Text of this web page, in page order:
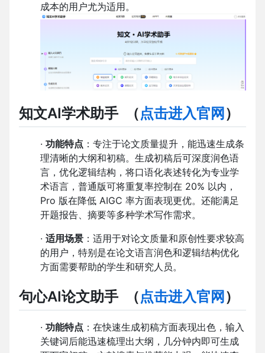
成本的用户尤为适用。
知文AI学术助手 （点击进入官网）
· 功能特点 ：专注于论文质量提升，能迅速生成条
理清晰的大纲和初稿。生成初稿后可深度润色语
言，优化逻辑结构，将口语化表述转化为专业学
术语言，普通版可将重复率控制在 20% 以内，
Pro 版在降低 AIGC 率方面表现更优。还能满足
开题报告、摘要等多种学术写作需求。
· 适用场景 ：适用于对论文质量和原创性要求较高
的用户，特别是在论文语言润色和逻辑结构优化
方面需要帮助的学生和研究人员。
句心AI论文助手 （点击进入官网 ）
· 功能特点 ：在快速生成初稿方面表现出色，输入
关键词后能迅速梳理出大纲，几分钟内即可生成